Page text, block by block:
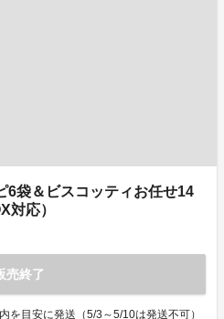
6袋＆ビスコッティお任せ14
対応）
売終了
を目安に発送（5/3～5/10は発送不可）